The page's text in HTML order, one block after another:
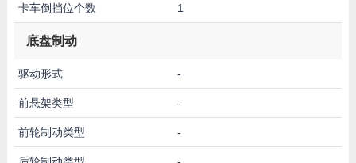
卡车倒挡位个数 1
底盘制动
驱动形式 -
前悬架类型 -
前轮制动类型 -